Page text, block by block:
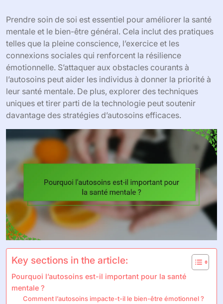
Prendre soin de soi est essentiel pour améliorer la santé
mentale et le bien-être général. Cela inclut des pratiques
telles que la pleine conscience, l’exercice et les
connexions sociales qui renforcent la résilience
émotionnelle. S’attaquer aux obstacles courants à
l’autosoins peut aider les individus à donner la priorité à
leur santé mentale. De plus, explorer des techniques
uniques et tirer parti de la technologie peut soutenir
davantage des stratégies d’autosoins efficaces.
Key sections in the article:
Pourquoi l’autosoins est-il important pour la santé
mentale ?
Comment l’autosoins impacte-t-il le bien-être émotionnel ?